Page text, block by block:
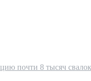
почти 8 тысяч